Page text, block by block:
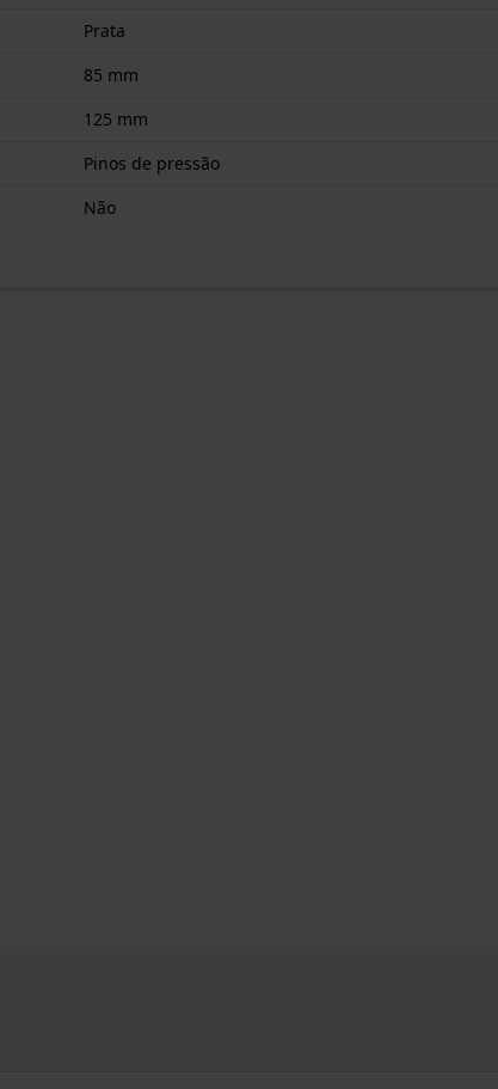
Prata
85 mm
125 mm
Pinos de pressão
Não